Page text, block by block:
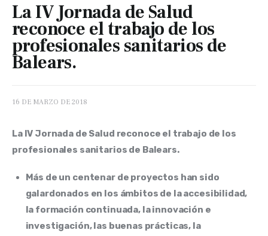
La IV Jornada de Salud
reconoce el trabajo de los
profesionales sanitarios de
Balears.
16 DE MARZO DE 2018
La IV Jornada de Salud reconoce el trabajo de los
profesionales sanitarios de Balears.
Más de un centenar de proyectos han sido
galardonados en los ámbitos de la accesibilidad,
la formación continuada, la innovación e
investigación, las buenas prácticas, la